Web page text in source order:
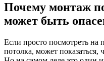
Почему монтаж
может быть
Если просто посмотреть на
потолка, может показаться,